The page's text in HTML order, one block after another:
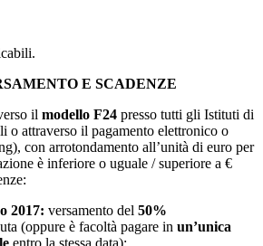
E SCADENZE
il modello F24 presso tutti gli Istituti di
o attraverso il pagamento elettronico o
con arrotondamento all’unità di euro per
è inferiore o uguale / superiore a €
2017: versamento del 50%
(oppure è facoltà pagare in un’unica
entro la stessa data);